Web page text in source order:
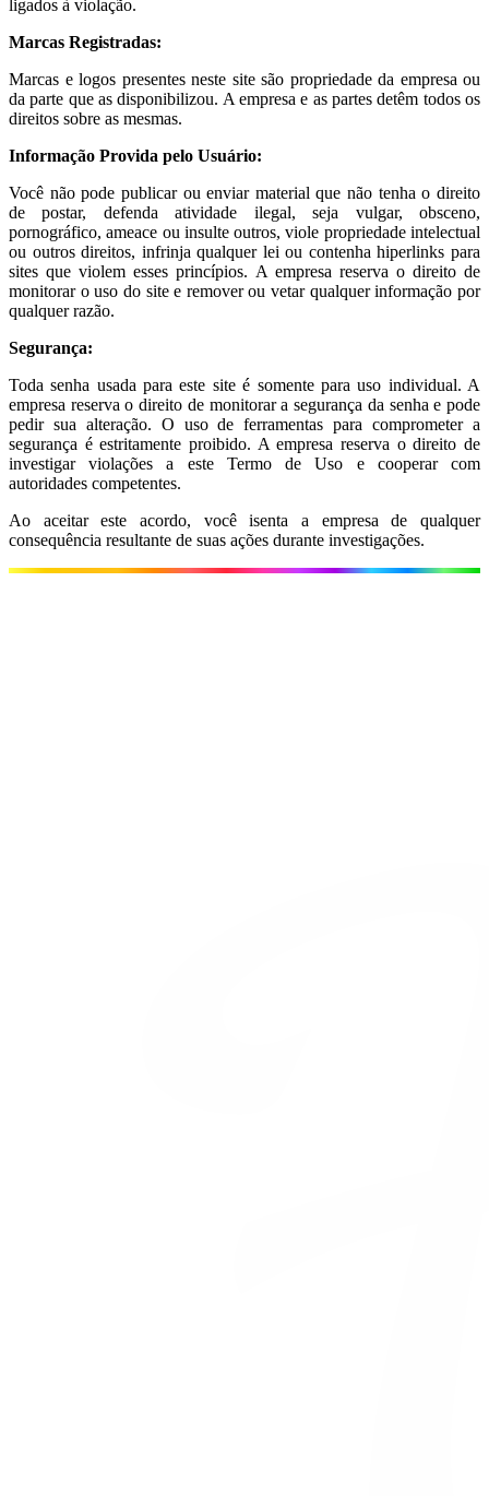
ligados à violação.
Marcas Registradas:
Marcas e logos presentes neste site são propriedade da empresa ou
da parte que as disponibilizou. A empresa e as partes detêm todos os
direitos sobre as mesmas.
Informação Provida pelo Usuário:
Você não pode publicar ou enviar material que não tenha o direito
de postar, defenda atividade ilegal, seja vulgar, obsceno,
pornográfico, ameace ou insulte outros, viole propriedade intelectual
ou outros direitos, infrinja qualquer lei ou contenha hiperlinks para
sites que violem esses princípios. A empresa reserva o direito de
monitorar o uso do site e remover ou vetar qualquer informação por
qualquer razão.
Segurança:
Toda senha usada para este site é somente para uso individual. A
empresa reserva o direito de monitorar a segurança da senha e pode
pedir sua alteração. O uso de ferramentas para comprometer a
segurança é estritamente proibido. A empresa reserva o direito de
investigar violações a este Termo de Uso e cooperar com
autoridades competentes.
Ao aceitar este acordo, você isenta a empresa de qualquer
consequência resultante de suas ações durante investigações.